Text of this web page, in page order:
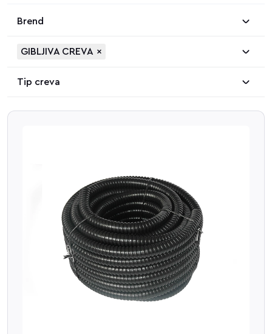
Brend
GIBLJIVA CREVA ×
Tip creva